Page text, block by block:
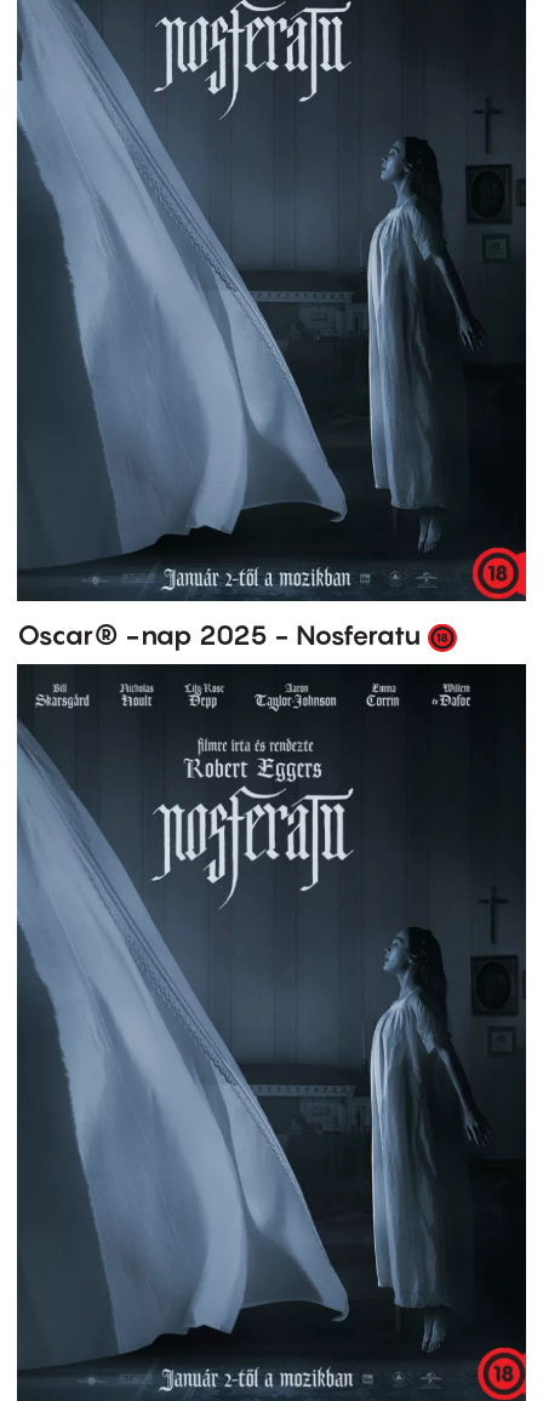
Oscar® -nap 2025 - Nosferatu